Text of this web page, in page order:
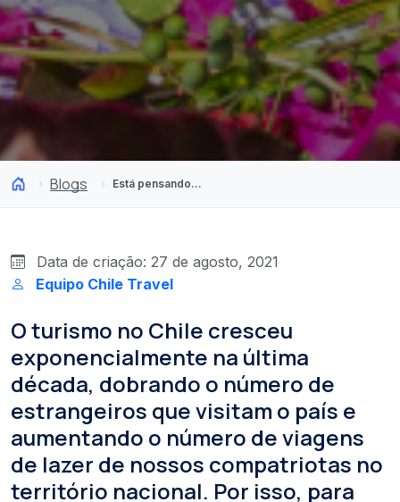
Blogs Está pensando em viajar para a ilha? Conheça a nova Lei de Regulação e Residência em Rapa Nui
Data de criação: 27 de agosto, 2021
Equipo Chile Travel
O turismo no Chile cresceu
exponencialmente na última
década, dobrando o número de
estrangeiros que visitam o país e
aumentando o número de viagens
de lazer de nossos compatriotas no
território nacional. Por isso, para